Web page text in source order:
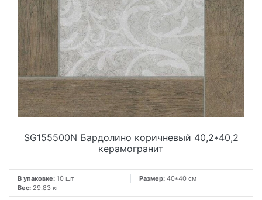
SG155500N Бардолино коричневый 40,2*40,2
керамогранит
В упаковке: 10 шт Размер: 40*40 см
Вес: 29.83 кг